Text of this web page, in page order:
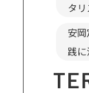
タリ
安
践に